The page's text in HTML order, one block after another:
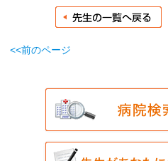
<<前のページ